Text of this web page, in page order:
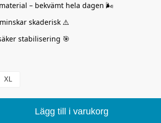
– bekvämt hela dagen 🌬️
skaderisk ⚠️
stabilisering 🎯
XL
Lägg till i varukorg